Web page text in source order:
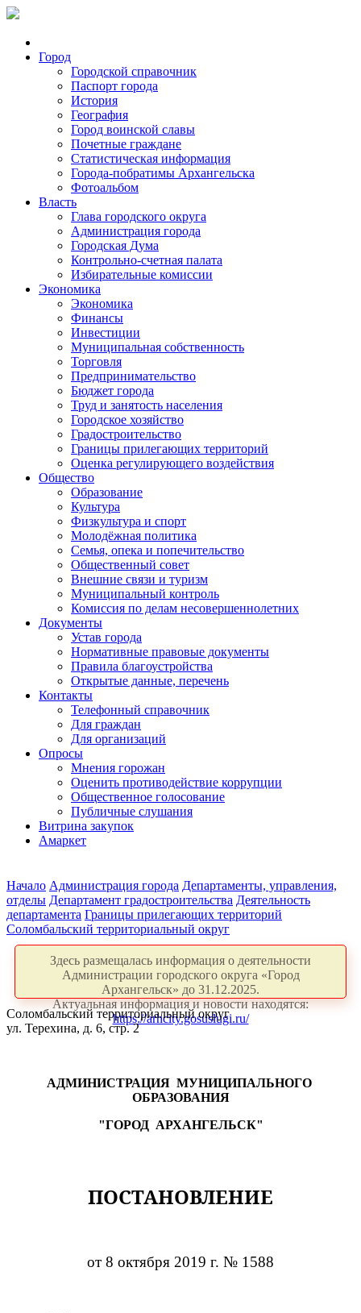
Город
Городской справочник
Паспорт города
История
География
Город воинской славы
Почетные граждане
Статистическая информация
Города-побратимы Архангельска
Фотоальбом
Власть
Глава городского округа
Администрация города
Городская Дума
Контрольно-счетная палата
Избирательные комиссии
Экономика
Экономика
Финансы
Инвестиции
Муниципальная собственность
Торговля
Предпринимательство
Бюджет города
Труд и занятость населения
Городское хозяйство
Градостроительство
Границы прилегающих территорий
Оценка регулирующего воздействия
Общество
Образование
Культура
Физкультура и спорт
Молодёжная политика
Семья, опека и попечительство
Общественный совет
Внешние связи и туризм
Муниципальный контроль
Комиссия по делам несовершеннолетних
Документы
Устав города
Нормативные правовые документы
Правила благоустройства
Открытые данные, перечень
Контакты
Телефонный справочник
Для граждан
Для организаций
Опросы
Мнения горожан
Оценить противодействие коррупции
Общественное голосование
Публичные слушания
Витрина закупок
Амаркет
Начало Администрация города Департаменты, управления,
отделы Департамент градостроительства Деятельность
департамента Границы прилегающих территорий
Соломбальский территориальный округ
Здесь размещалась информация о деятельности
Администрации городского округа «Город
Архангельск» до 31.12.2025.
Актуальная информация и новости находятся:
https://arhcity.gosuslugi.ru/
Соломбальский территориальный округ
ул. Терехина, д. 6, стр. 2
АДМИНИСТРАЦИЯ МУНИЦИПАЛЬНОГО
ОБРАЗОВАНИЯ
"ГОРОД АРХАНГЕЛЬСК"
ПОСТАНОВЛЕНИЕ
от 8 октября 2019 г. № 1588